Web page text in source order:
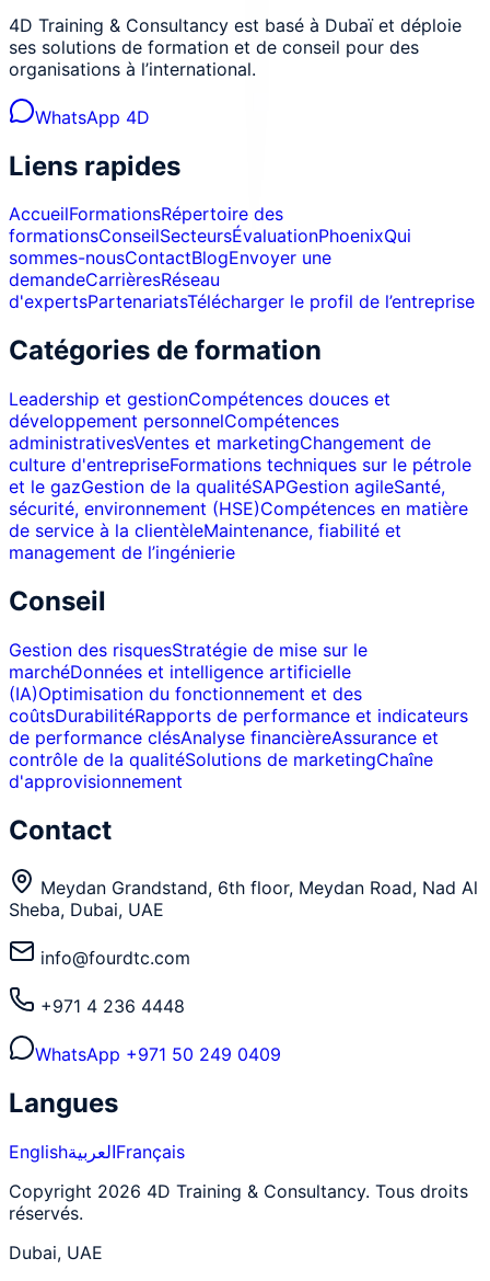
4D Training & Consultancy est basé à Dubaï et déploie
ses solutions de formation et de conseil pour des
organisations à l’international.
WhatsApp 4D
Liens rapides
AccueilFormationsRépertoire des
formationsConseilSecteursÉvaluationPhoenixQui
sommes-nousContactBlogEnvoyer une
demandeCarrièresRéseau
d'expertsPartenariatsTélécharger le profil de l’entreprise
Catégories de formation
Leadership et gestionCompétences douces et
développement personnelCompétences
administrativesVentes et marketingChangement de
culture d'entrepriseFormations techniques sur le pétrole
et le gazGestion de la qualitéSAPGestion agileSanté,
sécurité, environnement (HSE)Compétences en matière
de service à la clientèleMaintenance, fiabilité et
management de l’ingénierie
Conseil
Gestion des risquesStratégie de mise sur le
marchéDonnées et intelligence artificielle
(IA)Optimisation du fonctionnement et des
coûtsDurabilitéRapports de performance et indicateurs
de performance clésAnalyse financièreAssurance et
contrôle de la qualitéSolutions de marketingChaîne
d'approvisionnement
Contact
Meydan Grandstand, 6th floor, Meydan Road, Nad Al
Sheba, Dubai, UAE
info@fourdtc.com
+971 4 236 4448
WhatsApp +971 50 249 0409
Langues
EnglishالعربيةFrançais
Copyright 2026 4D Training & Consultancy. Tous droits
réservés.
Dubai, UAE